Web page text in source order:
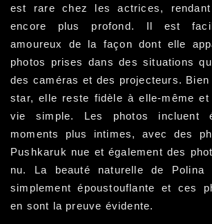
est rare chez les actrices,
encore plus profond. Il est
amoureux de la façon dont elle
photos prises dans des situations
des caméras et des projecteurs.
star, elle reste fidèle à elle-même
vie simple. Les photos incluent
moments plus intimes, avec des
Pushkaruk nue et également des
nu. La beauté naturelle de Polina
simplement époustouflante et ces
en sont la preuve évidente.